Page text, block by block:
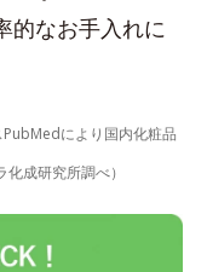
的なお手入れに
により国内化粧品
成研究所調べ）